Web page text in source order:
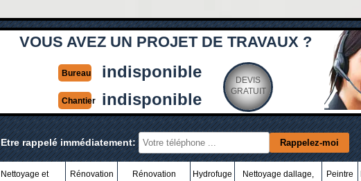
VOUS AVEZ UN PROJET DE TRAVAUX ?
Bureau indisponible
Chantier indisponible
DEVIS
GRATUIT
Etre rappelé immédiatement:
Nettoyage et
Rénovation
Rénovation
Hydrofuge
Nettoyage dallage,
Peintre